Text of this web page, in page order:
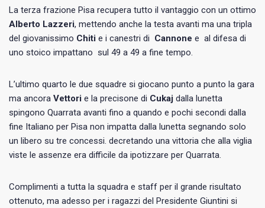
La terza frazione Pisa recupera tutto il vantaggio con un ottimo
Alberto Lazzeri, mettendo anche la testa avanti ma una tripla
del giovanissimo Chiti e i canestri di Cannone e al difesa di
uno stoico impattano sul 49 a 49 a fine tempo.
L’ultimo quarto le due squadre si giocano punto a punto la gara
ma ancora Vettori e la precisone di Cukaj dalla lunetta
spingono Quarrata avanti fino a quando e pochi secondi dalla
fine Italiano per Pisa non impatta dalla lunetta segnando solo
un libero su tre concessi. decretando una vittoria che alla viglia
viste le assenze era difficile da ipotizzare per Quarrata.
Complimenti a tutta la squadra e staff per il grande risultato
ottenuto, ma adesso per i ragazzi del Presidente Giuntini si